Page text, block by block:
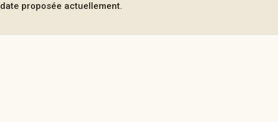
proposée actuellement.